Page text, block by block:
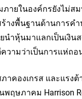
ายในองค์กรยังไม่ส
างพื้นฐานด้านการ
ำหุ้นมาแลกเป็นเงิ
วามว่าเป็นการแห่ถ
าคองเกรส และแร
พฤษภาคม Harrison